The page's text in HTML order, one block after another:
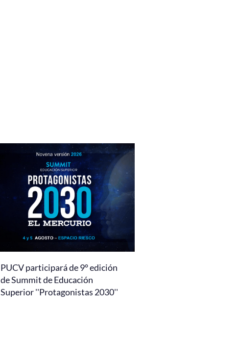
PUCV participará de 9° edición
de Summit de Educación
Superior ''Protagonistas 2030''